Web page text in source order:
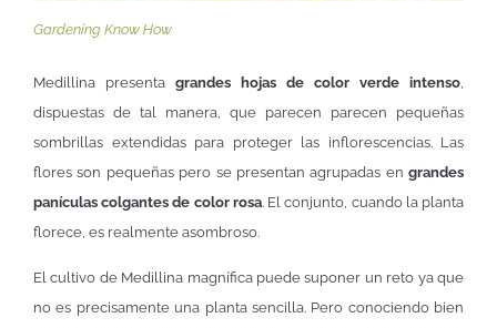
Gardening Know How
Medillina presenta grandes hojas de color verde intenso,
dispuestas de tal manera, que parecen parecen pequeñas
sombrillas extendidas para proteger las inflorescencias. Las
flores son pequeñas pero se presentan agrupadas en grandes
panículas colgantes de color rosa. El conjunto, cuando la planta
florece, es realmente asombroso.
El cultivo de Medillina magnífica puede suponer un reto ya que
no es precisamente una planta sencilla. Pero conociendo bien